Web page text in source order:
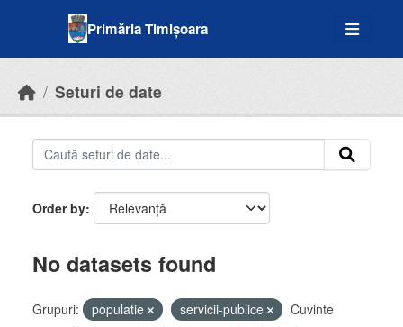
Primăria Timișoara
Seturi de date
Order by
No datasets found
Grupuri: populatie servicii-publice
Cuvinte